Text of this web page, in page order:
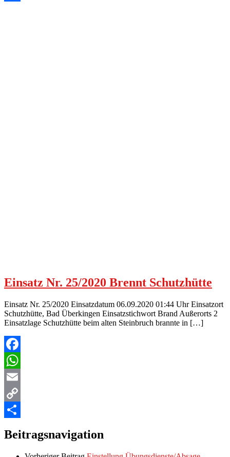
Einsatz Nr. 25/2020 Brennt Schutzhütte
Einsatz Nr. 25/2020 Einsatzdatum 06.09.2020 01:44 Uhr Einsatzort
Schutzhütte, Bad Überkingen Einsatzstichwort Brand Außerorts 2
Einsatzlage Schutzhütte beim alten Steinbruch brannte in […]
Facebook
WhatsApp
Email
Copy
Beitragsnavigation